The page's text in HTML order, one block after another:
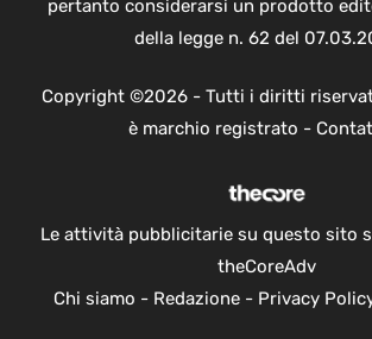
pertanto considerarsi un prodotto
della legge n. 62 del
Copyright ©2026 - Tutti i diritti riservati
è marchio registrato -
Le attività pubblicitarie su questo sito
theCoreAdv
Chi siamo - Redazione- Privacy